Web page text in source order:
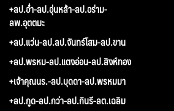
+ลป.อ่ำ-ลป.อุ่นหล้า-ลป.อร่าม-
ลพ.อุตตมะ
+ลป.แว่น-ลป.ลป.จันทร์โสม-ลป.ขาน
+ลป.พรหม-ลป.แตงอ่อน-ลป.สิงห์ทอง
+เจ้าคุณนร.-ลป.บุดดา-ลป.พรหมมา
+ลป.กูด-ลป.กว่า-ลป.กินรี-ลต.เฉลิม